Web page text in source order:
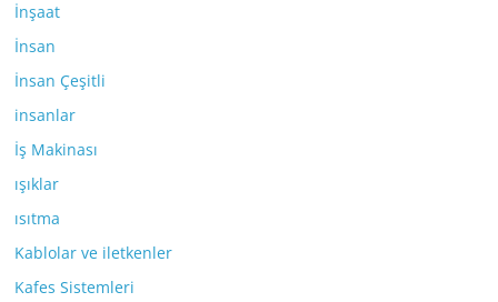
İnşaat
İnsan
İnsan Çeşitli
insanlar
İş Makinası
ışıklar
ısıtma
Kablolar ve iletkenler
Kafes Sistemleri